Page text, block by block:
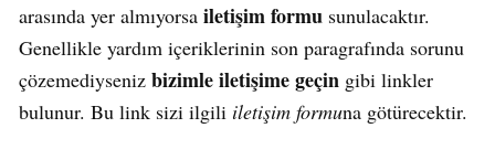
arasında yer almıyorsa iletişim formu sunulacaktır.
Genellikle yardım içeriklerinin son paragrafında sorunu
çözemediyseniz bizimle iletişime geçin gibi linkler
bulunur. Bu link sizi ilgili iletişim formuna götürecektir.